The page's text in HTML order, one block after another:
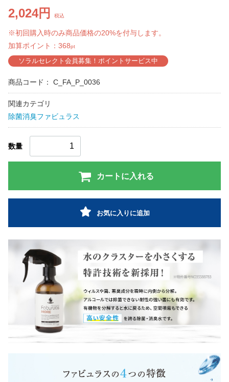
2,024円 税込
※初回購入時のみ商品価格の20%を付与します。
加算ポイント： 368pt
ソラルセレクト会員募集！ポイントサービス中
商品コード： C_FA_P_0036
関連カテゴリ
除菌消臭ファビュラス
数量
カートに入れる
お気に入りに追加